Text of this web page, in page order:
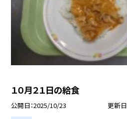
１０月２１日の給食
公開日 2025/10/23 更新日